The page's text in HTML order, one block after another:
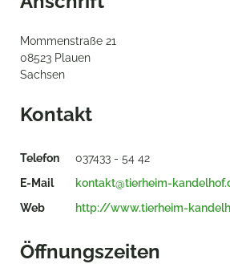
Mommenstraße 21
08523 Plauen
Sachsen
Kontakt
Telefon
037433 - 54 42
E-Mail
kontakt@tierheim-
Web
http://www.tierheim-
Öffnungszeiten